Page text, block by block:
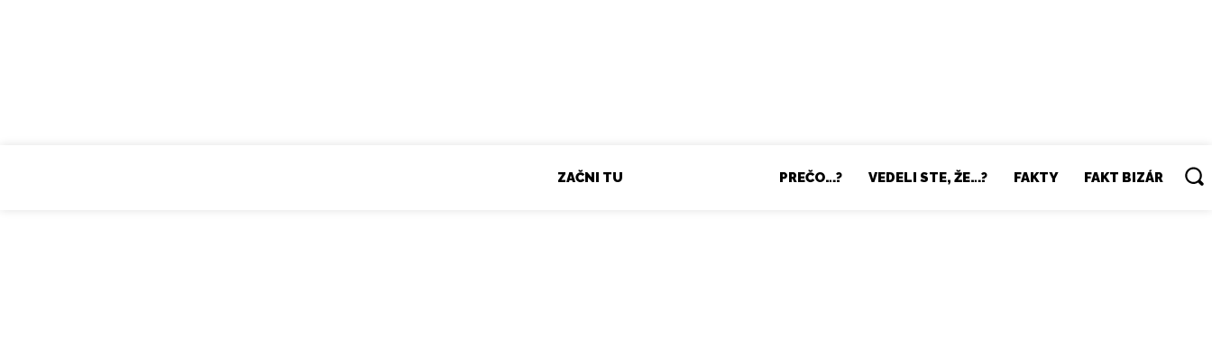
ZAČNI TU PREČO…? VEDELI STE, ŽE…? FAKTY FAKT BIZÁR